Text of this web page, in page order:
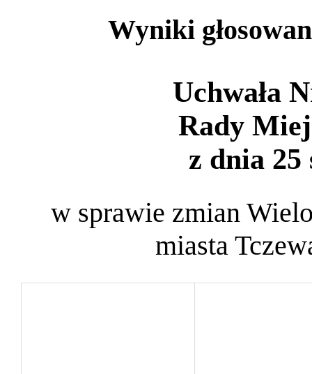
Wyniki
Uchwała
Rady
z dnia 25
w sprawie zmian
miasta